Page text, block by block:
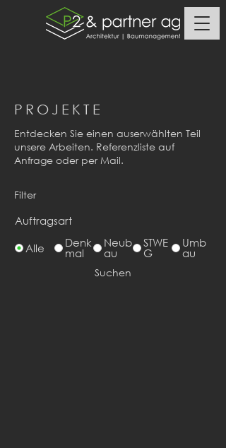
PROJEKTE
Entdecken Sie einen auserwählten Teil
unsere Arbeiten. Referenzliste auf
Anfrage oder per Mail.​
Filter
Auftragsart
Alle
Denk
mal
Neub
au
STWE
G
Umb
au
Suchen